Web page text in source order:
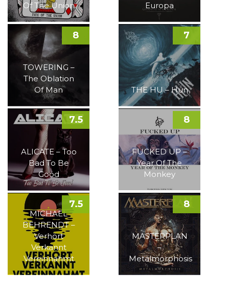
Of The Union
Europa
TOWERING –
The Oblation
Of Man
8
THE HU – Hun
7
ALICATE – Too
Bad To Be
Good
7.5
FUCKED UP –
Year Of The
Monkey
8
MICHAEL
BEHRENDT –
Verhört
Verkannt
Vereinnahmt
7.5
MASTERPLAN
–
Metalmorphosis
8